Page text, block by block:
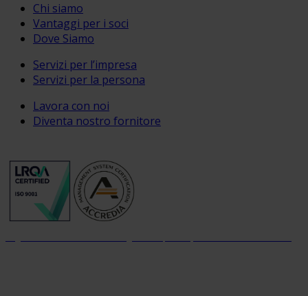
Chi siamo
Vantaggi per i soci
Dove Siamo
Servizi per l’impresa
Servizi per la persona
Lavora con noi
Diventa nostro fornitore